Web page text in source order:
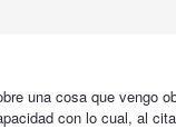
una cosa que vengo
con lo cual, al